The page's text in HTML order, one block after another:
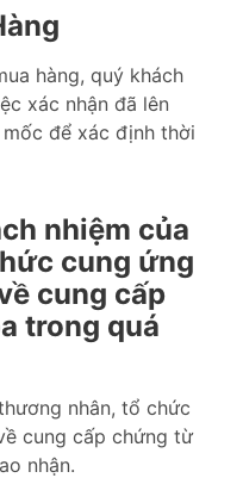
hàng, quý khách
xác nhận đã lên
để xác định thời
nhiệm của
cung ứng
cung cấp
trong quá
nhân, tổ chức
cung cấp chứng từ
nhận.